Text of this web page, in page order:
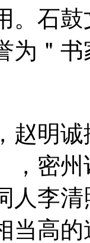
。石
为＂
赵明
，密
人李
当高